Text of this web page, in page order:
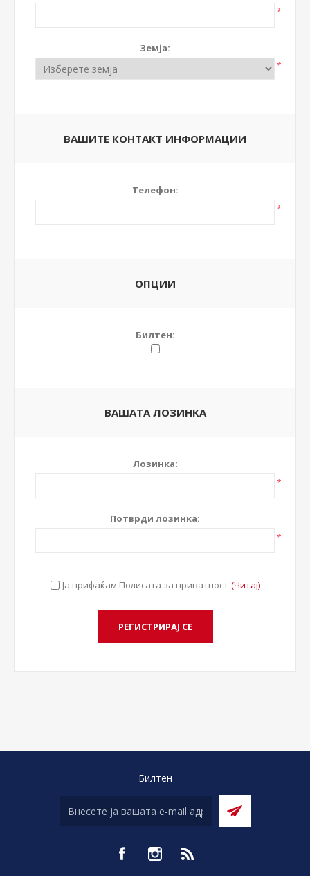
*
Земја:
*
ВАШИТЕ КОНТАКТ ИНФОРМАЦИИ
Телефон:
*
ОПЦИИ
Билтен:
ВАШАТА ЛОЗИНКА
Лозинка:
*
Потврди лозинка:
*
Ја прифаќам Полисата за приватност (Читај)
Билтен